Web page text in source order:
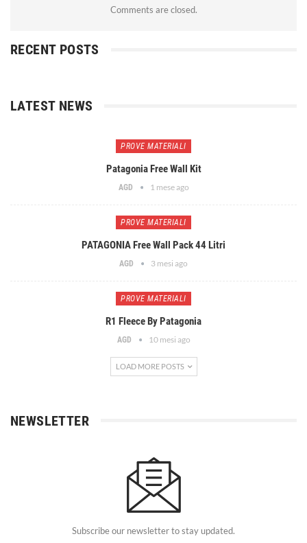
Comments are closed.
RECENT POSTS
LATEST NEWS
PROVE MATERIALI
Patagonia Free Wall Kit
AGD 1 mese ago
PROVE MATERIALI
PATAGONIA Free Wall Pack 44 Litri
AGD 3 mesi ago
PROVE MATERIALI
R1 Fleece By Patagonia
AGD 10 mesi ago
LOAD MORE POSTS
NEWSLETTER
Subscribe our newsletter to stay updated.